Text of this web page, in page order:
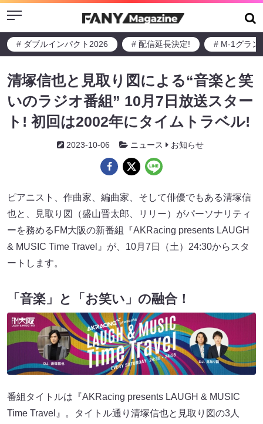
Menu
# ダブルインパクト2026 # 配信延長決定! # M-1グラン
清塚信也と見取り図による“音楽と笑
いのラジオ番組” 10月7日放送スター
ト! 初回は2002年にタイムトラベル!
2023-10-06 ニュース お知らせ
ピアニスト、作曲家、編曲家、そして俳優でもある清塚信
也と、見取り図（盛山晋太郎、リリー）がパーソナリティ
ーを務めるFM大阪の新番組『AKRacing presents LAUGH
& MUSIC Time Travel』が、10月7日（土）24:30からスタ
ートします。
「音楽」と「お笑い」の融合！
番組タイトルは『AKRacing presents LAUGH & MUSIC
Time Travel』。タイトル通り清塚信也と見取り図の3人